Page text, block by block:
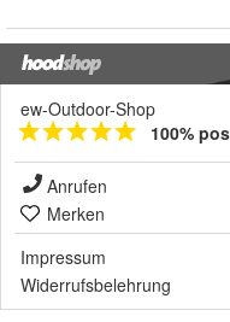
ew-Outdoor-Shop
100%
Anrufen
Merken
Impressum
Widerrufsbelehrung